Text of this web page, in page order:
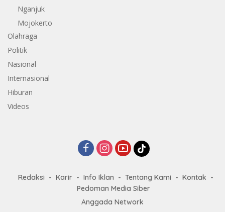
Nganjuk
Mojokerto
Olahraga
Politik
Nasional
Internasional
Hiburan
Videos
Redaksi Karir Info Iklan Tentang Kami
Kontak
Pedoman Media Siber
Anggada Network